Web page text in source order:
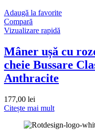
Adaugă la favorite
Compară
Vizualizare rapidă
Mâner ușă cu
cheie Bussare
Anthracite
177,00 lei
Citește mai mult